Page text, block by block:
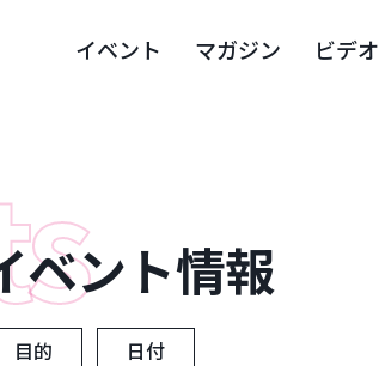
イベント マガジン ビデオ
ベント情報
目的 日付